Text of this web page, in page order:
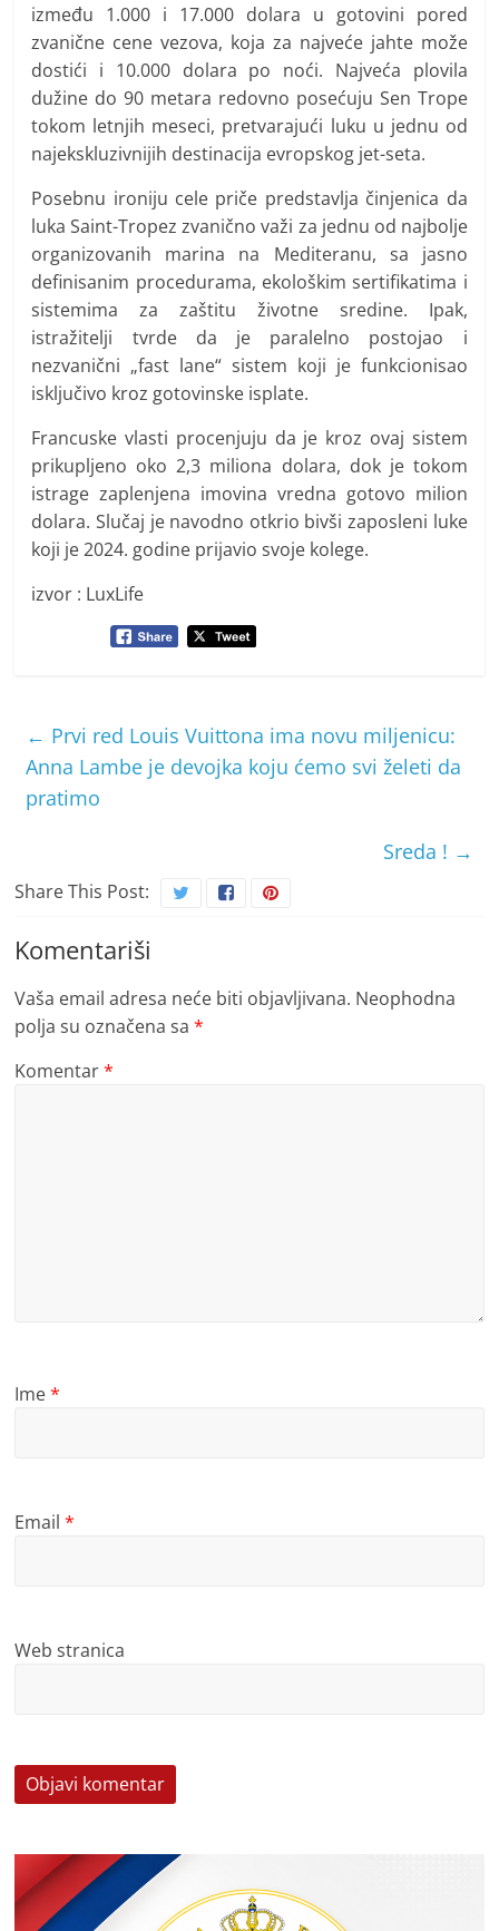
između 1.000 i 17.000 dolara u gotovini pored
zvanične cene vezova, koja za najveće jahte može
dostići i 10.000 dolara po noći. Najveća plovila
dužine do 90 metara redovno posećuju Sen Trope
tokom letnjih meseci, pretvarajući luku u jednu od
najekskluzivnijih destinacija evropskog jet-seta.
Posebnu ironiju cele priče predstavlja činjenica da
luka Saint-Tropez zvanično važi za jednu od najbolje
organizovanih marina na Mediteranu, sa jasno
definisanim procedurama, ekološkim sertifikatima i
sistemima za zaštitu životne sredine. Ipak,
istražitelji tvrde da je paralelno postojao i
nezvanični „fast lane“ sistem koji je funkcionisao
isključivo kroz gotovinske isplate.
Francuske vlasti procenjuju da je kroz ovaj sistem
prikupljeno oko 2,3 miliona dolara, dok je tokom
istrage zaplenjena imovina vredna gotovo milion
dolara. Slučaj je navodno otkrio bivši zaposleni luke
koji je 2024. godine prijavio svoje kolege.
izvor : LuxLife
← Prvi red Louis Vuittona ima novu miljenicu:
Anna Lambe je devojka koju ćemo svi želeti da
pratimo
Sreda ! →
Share This Post:
Komentariši
Vaša email adresa neće biti objavljivana. Neophodna
polja su označena sa*
Komentar*
Ime*
Email*
Web stranica